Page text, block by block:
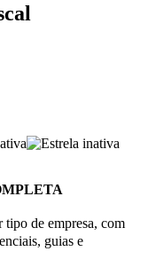
tipo de empresa, com
guias e